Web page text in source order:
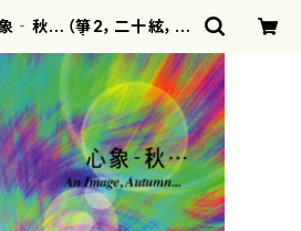
‐秋…（箏2，二十絃，十
th